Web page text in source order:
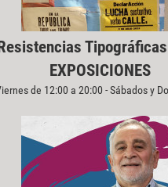
EXPOSICIONES
de 12:00 a 20:00 - Sábados y